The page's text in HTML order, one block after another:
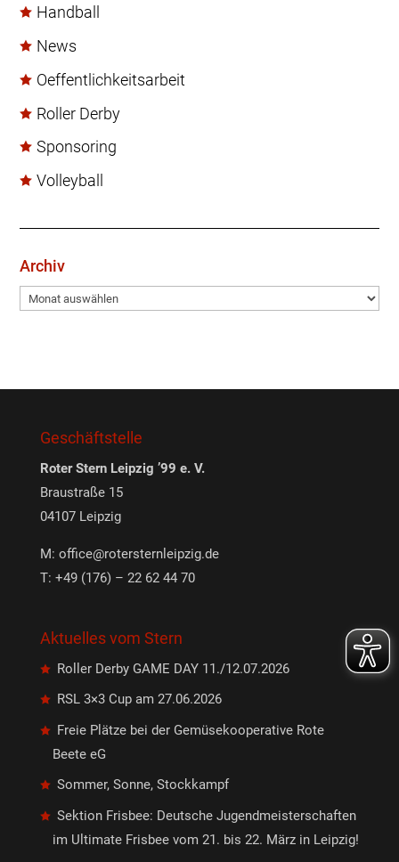
Handball
News
Oeffentlichkeitsarbeit
Roller Derby
Sponsoring
Volleyball
Archiv
Archiv
Geschäftstelle
Roter Stern Leipzig ’99 e. V.
Braustraße 15
04107 Leipzig
M: office@rotersternleipzig.de
T: +49 (176) – 22 62 44 70
Aktuelles vom Stern
Roller Derby GAME DAY 11./12.07.2026
RSL 3×3 Cup am 27.06.2026
Freie Plätze bei der Gemüsekooperative Rote
Beete eG
Sommer, Sonne, Stockkampf
Sektion Frisbee: Deutsche Jugendmeisterschaften
im Ultimate Frisbee vom 21. bis 22. März in Leipzig!